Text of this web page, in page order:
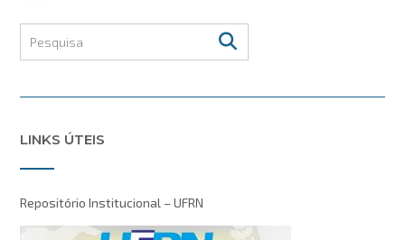
LINKS ÚTEIS
Repositório Institucional – UFRN